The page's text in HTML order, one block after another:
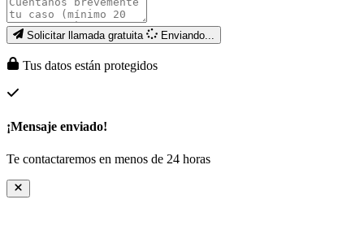
Solicitar llamada gratuita Enviando...
Tus datos están protegidos
¡Mensaje enviado!
Te contactaremos en menos de 24 horas